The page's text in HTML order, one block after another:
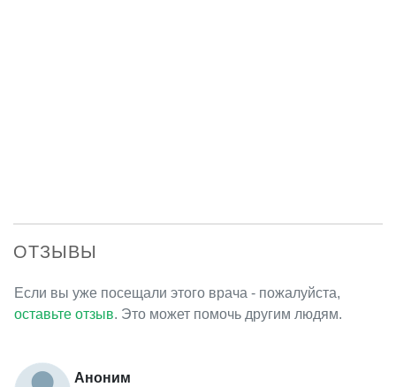
ОТЗЫВЫ
Если вы уже посещали этого врача - пожалуйста,
оставьте отзыв. Это может помочь другим людям.
Аноним